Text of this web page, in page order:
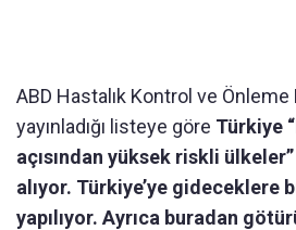
ABD Hastalık Kontrol ve Önleme
yayınladığı listeye göre Türkiye
açısından yüksek riskli
alıyor. Türkiye’ye gideceklere
yapılıyor. Ayrıca buradan